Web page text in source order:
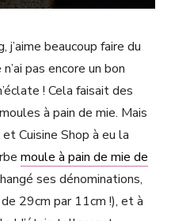
j’aime beaucoup faire du
pas encore un bon
! Cela faisait des
à pain de mie. Mais
Cuisine Shop à eu la
moule à pain de mie de
ses dénominations,
29cm par 11cm !), et à